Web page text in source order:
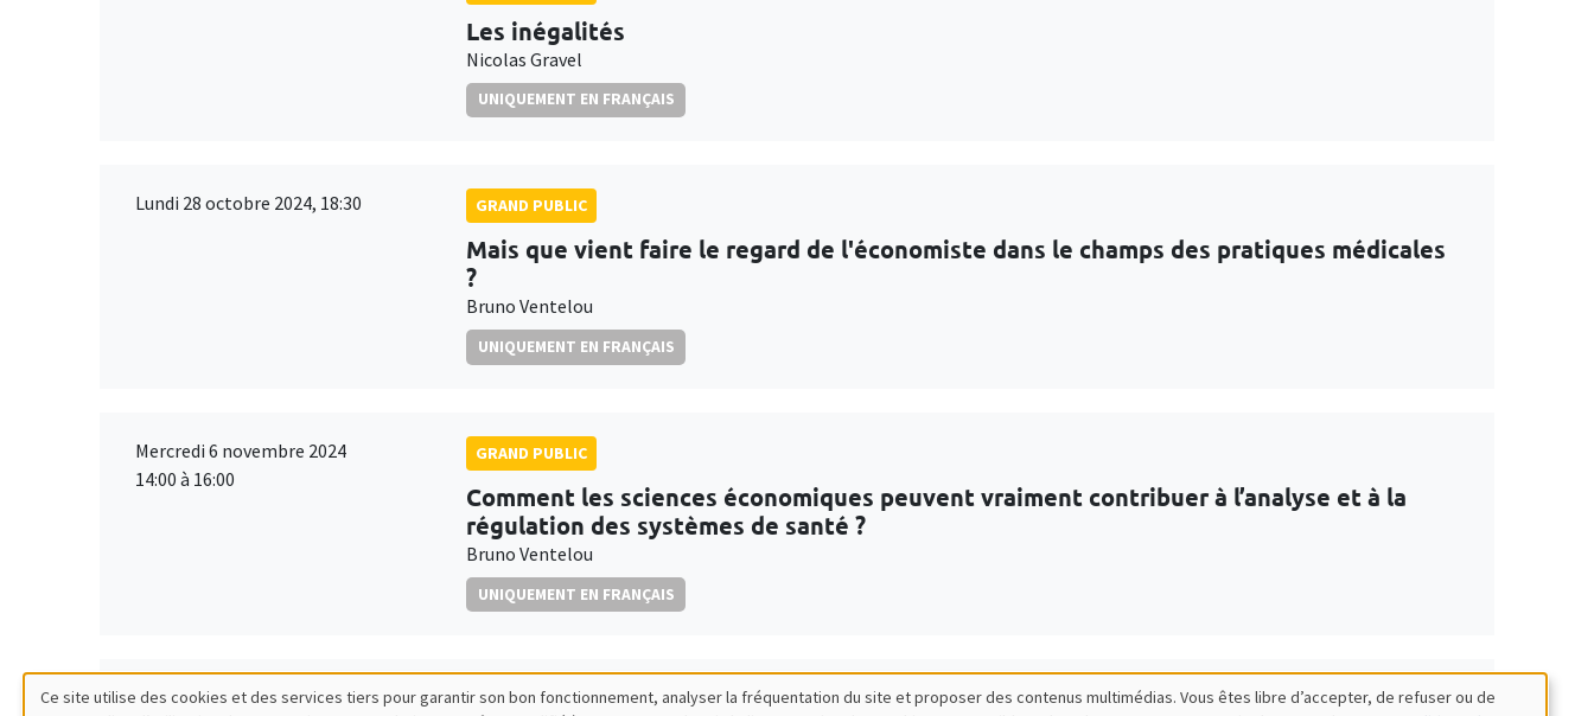
Les inégalités
Nicolas Gravel
UNIQUEMENT EN FRANÇAIS
Lundi 28 octobre 2024, 18:30 GRAND PUBLIC
Mais que vient faire le regard de l'économiste dans le champs des pratiques médicales
?
Bruno Ventelou
UNIQUEMENT EN FRANÇAIS
Mercredi 6 novembre 2024
14:00 à 16:00
GRAND PUBLIC
Comment les sciences économiques peuvent vraiment contribuer à l’analyse et à la
régulation des systèmes de santé ?
Bruno Ventelou
UNIQUEMENT EN FRANÇAIS
Mardi 26 novembre 2024
GRAND PUBLIC SCIENCES ECHOS
Ce site utilise des cookies et des services tiers pour garantir son bon fonctionnement, analyser la fréquentation du site et proposer des contenus multimédias. Vous êtes libre d’accepter, de refuser ou de